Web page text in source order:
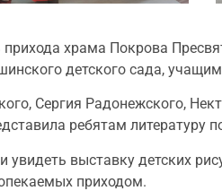
храма Покрова
детского сада,
Сергия Радонежского,
ребятам литературу
увидеть выставку детских
приходом.